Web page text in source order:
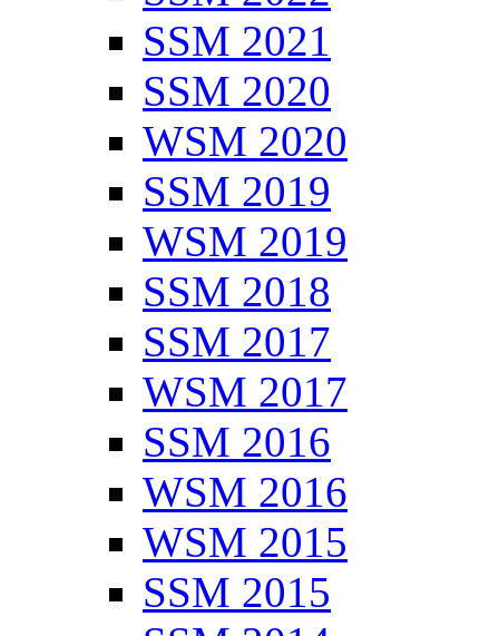
SSM 2021
SSM 2020
WSM 2020
SSM 2019
WSM 2019
SSM 2018
SSM 2017
WSM 2017
SSM 2016
WSM 2016
WSM 2015
SSM 2015